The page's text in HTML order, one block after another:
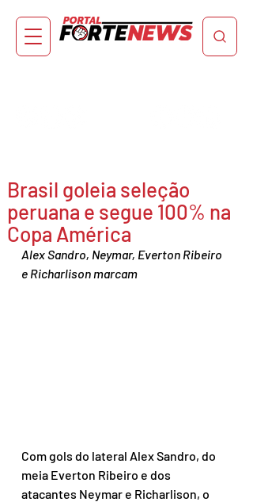
Brasil goleia seleção
peruana e segue 100% na
Copa América
Alex Sandro, Neymar, Everton Ribeiro
e Richarlison marcam
Com gols do lateral Alex Sandro, do
meia Everton Ribeiro e dos
atacantes Neymar e Richarlison, o